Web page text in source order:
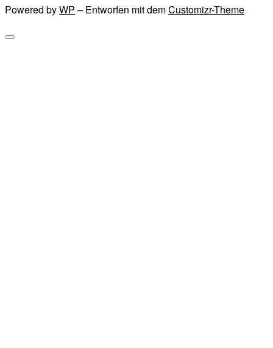
Powered byWP – Entworfen mit demCustomizr-Theme